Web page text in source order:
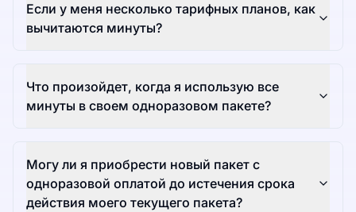
Если у меня несколько тарифных планов, как
вычитаются минуты?
Что произойдет, когда я использую все
минуты в своем одноразовом пакете?
Могу ли я приобрести новый пакет с
одноразовой оплатой до истечения срока
действия моего текущего пакета?